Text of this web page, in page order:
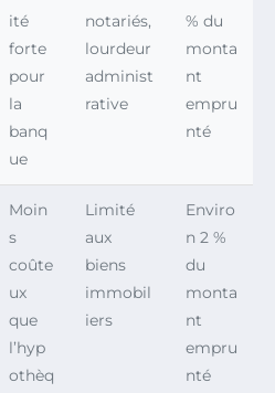
ité
forte
pour
la
banq
ue
notariés,
lourdeur
administ
rative
% du
monta
nt
empru
nté
Moin
s
coûte
ux
que
l’hyp
othèq
Limité
aux
biens
immobil
iers
Enviro
n 2 %
du
monta
nt
empru
nté